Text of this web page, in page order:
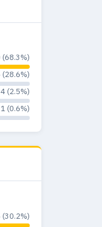
(68.3%)
(28.6%)
4 (2.5%)
1 (0.6%)
(30.2%)